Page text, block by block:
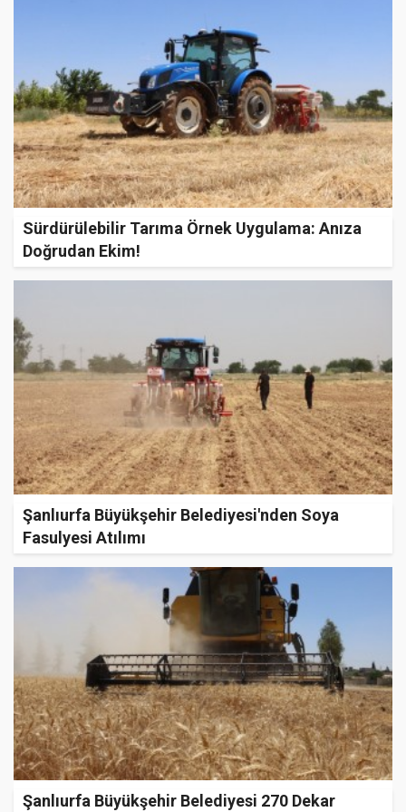
Sürdürülebilir Tarıma Örnek Uygulama: Anıza
Doğrudan Ekim!
Şanlıurfa Büyükşehir Belediyesi'nden Soya
Fasulyesi Atılımı
Şanlıurfa Büyükşehir Belediyesi 270 Dekar